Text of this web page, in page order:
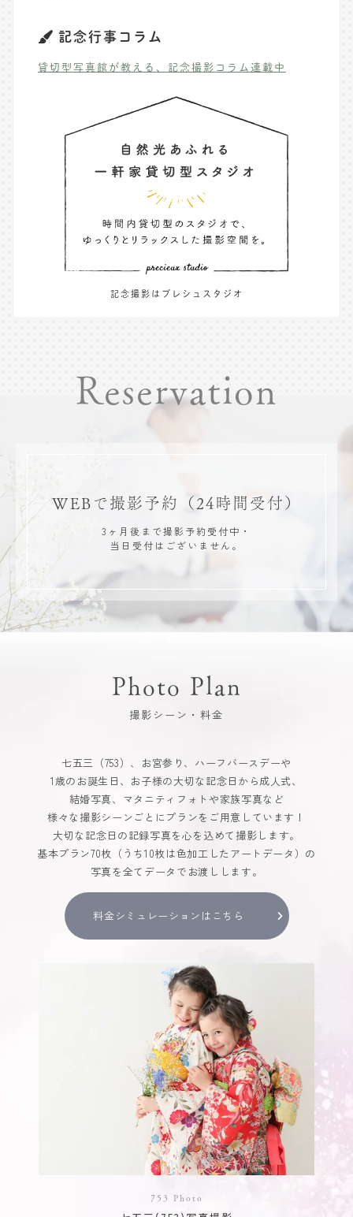
記念行事コラム
貸切型写真館が教える、記念撮影コラム連載中
記念撮影はプレシュスタジオ
Reservation
WEBで撮影予約 （24時間受付）
3ヶ月後まで撮影予約受付中・
当日受付はございません。
Photo Plan
撮影シーン・料金
七五三（753）、お宮参り、ハーフバースデーや
1歳のお誕生日、お子様の大切な記念日から成人式、
結婚写真、マタニティフォトや家族写真など
様々な撮影シーンごとにプランをご用意しています！
大切な記念日の記録写真を心を込めて撮影します。
基本プラン70枚（うち10枚は色加工したアートデータ）の
写真を全てデータでお渡しします。
料金シミュレーションはこちら
753 Photo